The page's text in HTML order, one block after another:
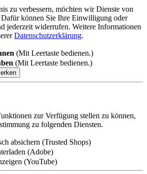
zu verbessern, möchten wir Dienste von
können Sie Ihre Einwilligung oder
jederzeit widerrufen. Weitere Informationen
Datenschutzerklärung.
(Mit Leertaste bedienen.)
(Mit Leertaste bedienen.)
zur Verfügung stellen zu können,
zu folgenden Diensten.
absichern (Trusted Shops)
(Adobe)
(YouTube)